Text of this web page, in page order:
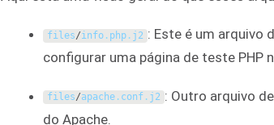
files/info . php . j2 : Este é um arquivo
configurar uma página de teste PHP
files/apache . conf . j2 : Outro arquivo
do Apache.